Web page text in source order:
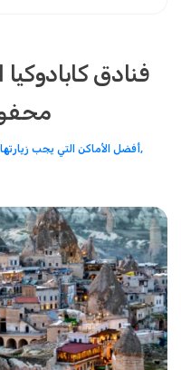
فنادق
أفضل الأماكن التي يجب زيارتها في تركيا – دليل السفر الشامل,